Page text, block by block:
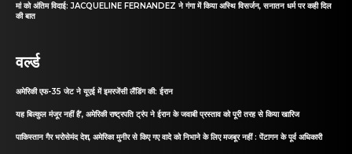
मां को अंतिम विदाई: JACQUELINE FERNANDEZ ने गंगा में किया अस्थि विसर्जन, सनातन धर्म पर कही दिल
की बात
वर्ल्ड
अमेरिकी एफ-35 जेट ने यूएई में इमरजेंसी लैंडिंग की: ईरान
यह बिल्कुल मंजूर नहीं है’, अमेरिकी राष्ट्रपति ट्रंप ने ईरान के जवाबी प्रस्ताव को पूरी तरह से किया खारिज
पाकिस्तान गैर भरोसेमंद देश, अमेरिका मुनीर से किए गए वादे को निभाने के लिए मजबूर नहीं : पेंटागन के पूर्व अधिकारी